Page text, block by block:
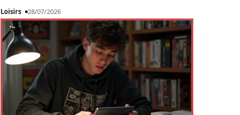
Loisirs 28/07/2026